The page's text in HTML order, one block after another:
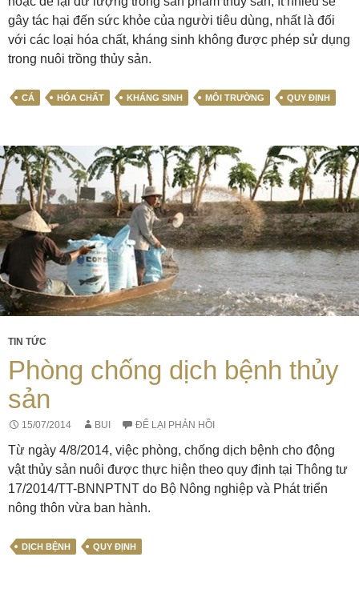
gây tác hại đến sức khỏe của người tiêu dùng, nhất là đối
với các loại hóa chất, kháng sinh không được phép sử dụng
trong nuôi trồng thủy sản.
CÁ HÓA CHẤT KHÁNG SINH MÔI TRƯỜNG QUY ĐỊNH
TIN TỨC
Phòng chống dịch bệnh thủy
sản
15/07/2014 BUI ĐỂ LẠI PHẢN HỒI
Từ ngày 4/8/2014, việc phòng, chống dịch bệnh cho động
vật thủy sản nuôi được thực hiện theo quy định tại Thông tư
17/2014/TT-BNNPTNT do Bộ Nông nghiệp và Phát triển
nông thôn vừa ban hành.
DỊCH BỆNH QUY ĐỊNH